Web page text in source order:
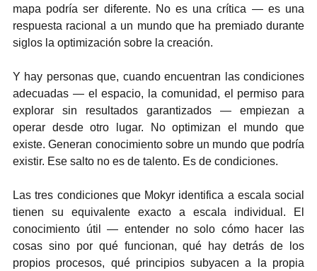
mapa podría ser diferente. No es una crítica — es una
respuesta racional a un mundo que ha premiado durante
siglos la optimización sobre la creación.
Y hay personas que, cuando encuentran las condiciones
adecuadas — el espacio, la comunidad, el permiso para
explorar sin resultados garantizados — empiezan a
operar desde otro lugar. No optimizan el mundo que
existe. Generan conocimiento sobre un mundo que podría
existir. Ese salto no es de talento. Es de condiciones.
Las tres condiciones que Mokyr identifica a escala social
tienen su equivalente exacto a escala individual. El
conocimiento útil — entender no solo cómo hacer las
cosas sino por qué funcionan, qué hay detrás de los
propios procesos, qué principios subyacen a la propia